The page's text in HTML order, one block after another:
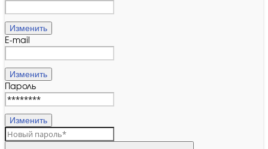
Изменить
E-mail
Изменить
Пароль
Изменить